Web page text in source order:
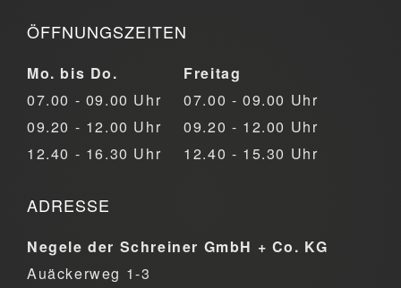
ÖFFNUNGSZEITEN
Mo. bis Do.
07.00 - 09.00 Uhr
09.20 - 12.00 Uhr
12.40 - 16.30 Uhr
Freitag
07.00 - 09.00 Uhr
09.20 - 12.00 Uhr
12.40 - 15.30 Uhr
ADRESSE
Negele der Schreiner GmbH + Co. KG
Auäckerweg 1-3